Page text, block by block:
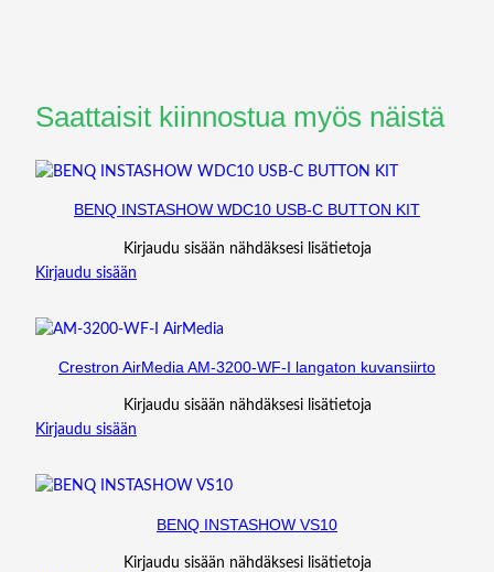
Saattaisit kiinnostua myös näistä
BENQ INSTASHOW WDC10 USB-C BUTTON KIT
Kirjaudu sisään nähdäksesi lisätietoja
Kirjaudu sisään
Crestron AirMedia AM-3200-WF-I langaton kuvansiirto
Kirjaudu sisään nähdäksesi lisätietoja
Kirjaudu sisään
BENQ INSTASHOW VS10
Kirjaudu sisään nähdäksesi lisätietoja